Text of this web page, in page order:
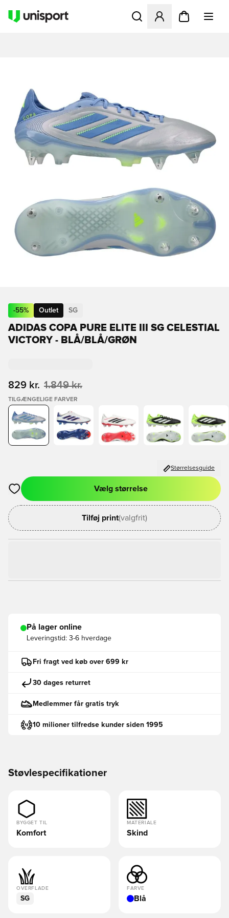
Åbner en Modal til at
-55% Outlet SG
ADIDAS COPA PURE ELITE III SG CELESTIAL
VICTORY - BLÅ/BLÅ/GRØN
829 kr. 1.849 kr.
TILGÆNGELIGE FARVER
Størrelsesguide
Åbner en Modal til at logge ind eller tilmelde dig som medlem
Vælg størrelse
Tilføj print(valgfrit)
På lager online
Leveringstid: 3-6 hverdage
Fri fragt ved køb over 699 kr
30 dages returret
Medlemmer får gratis tryk
10 milioner tilfredse kunder siden 1995
Støvlespecifikationer
BYGGET TIL
Komfort
MATERIALE
Skind
OVERFLADE
SG
FARVE
Blå